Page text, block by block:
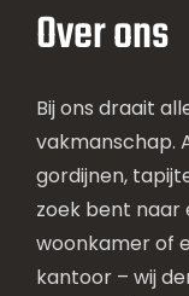
Over ons
Bij ons draait
vakmanschap.
gordijnen,
zoek bent naar
woonkamer of
kantoor – wij